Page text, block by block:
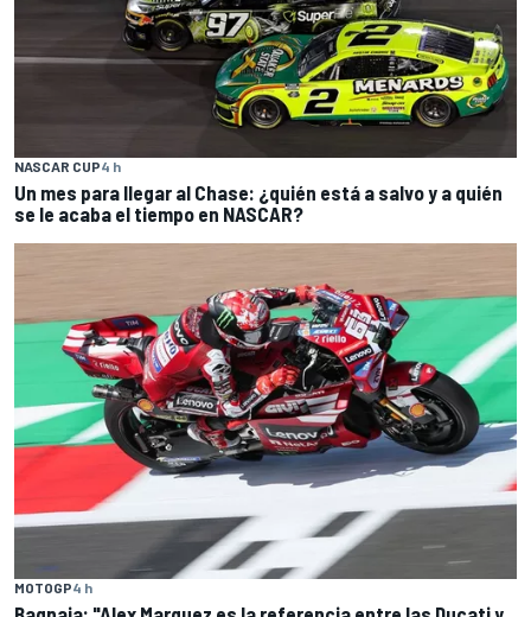
NASCAR CUP4 h
Un mes para llegar al Chase: ¿quién está a salvo y a quién
se le acaba el tiempo en NASCAR?
MOTOGP4 h